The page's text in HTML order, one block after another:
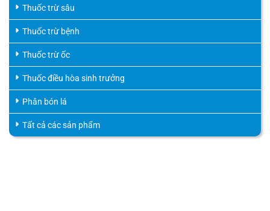
Thuốc trừ sâu
Thuốc trừ bệnh
Thuốc trừ ốc
Thuốc điều hòa sinh trưởng
Phân bón lá
Tất cả các sản phẩm